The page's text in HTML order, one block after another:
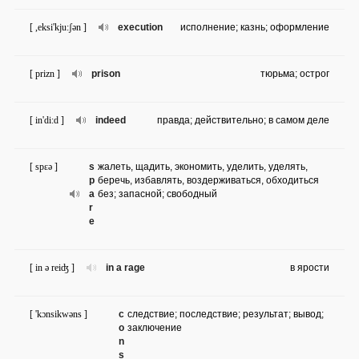
execution
[ ,eksi'kju:ʃən ] исполнение; казнь; оформление
prison
[ prizn ] тюрьма; острог
indeed
[ in'di:d ] правда; действительно; в самом деле
s
p
a
r
e
[ spɛə ]
жалеть, щадить, экономить, уделить, уделять,
беречь, избавлять, воздерживаться, обходиться
без; запасной; свободный
in a rage
[ in ə reiʤ ] в ярости
c
o
n
s
[ 'kɔnsikwəns ]
следствие; последствие; результат; вывод;
заключение